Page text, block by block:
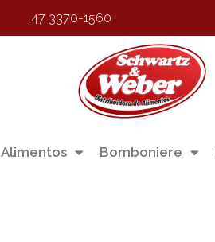
47 3370-1560
Alimentos Bomboniere